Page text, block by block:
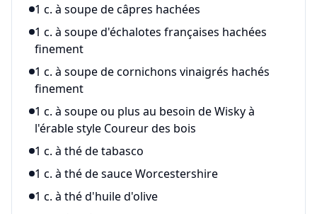
1 c. à soupe de câpres hachées
1 c. à soupe d'échalotes françaises hachées
finement
1 c. à soupe de cornichons vinaigrés hachés
finement
1 c. à soupe ou plus au besoin de Wisky à
l'érable style Coureur des bois
1 c. à thé de tabasco
1 c. à thé de sauce Worcestershire
1 c. à thé d'huile d'olive